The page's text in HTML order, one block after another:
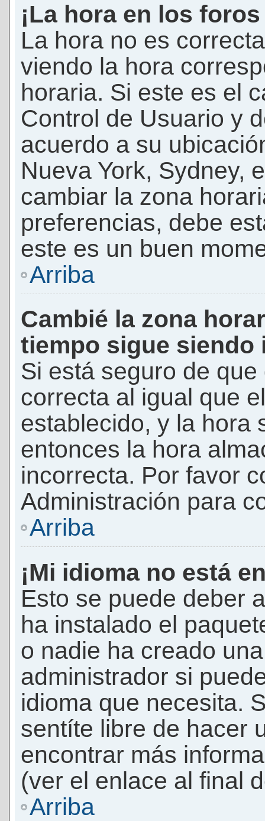
¡La hora en los
La hora no es
viendo la hora
horaria. Si este es el
Control de Usuario y
acuerdo a su
Nueva York, Sydney,
cambiar la zona
preferencias, debe
este es un buen
Arriba
Cambié la zona
tiempo sigue siendo
Si está seguro de
correcta al igual que
establecido, y la hora
entonces la hora
incorrecta. Por favor
Administración para
Arriba
¡Mi idioma no está
Esto se puede deber
ha instalado el
o nadie ha creado
administrador si
idioma que necesita.
sentíte libre de hacer
encontrar más
(ver el enlace al final
Arriba